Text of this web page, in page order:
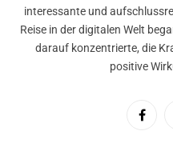
interessante und
Reise in der digitalen Welt
darauf konzentrierte, die
positive